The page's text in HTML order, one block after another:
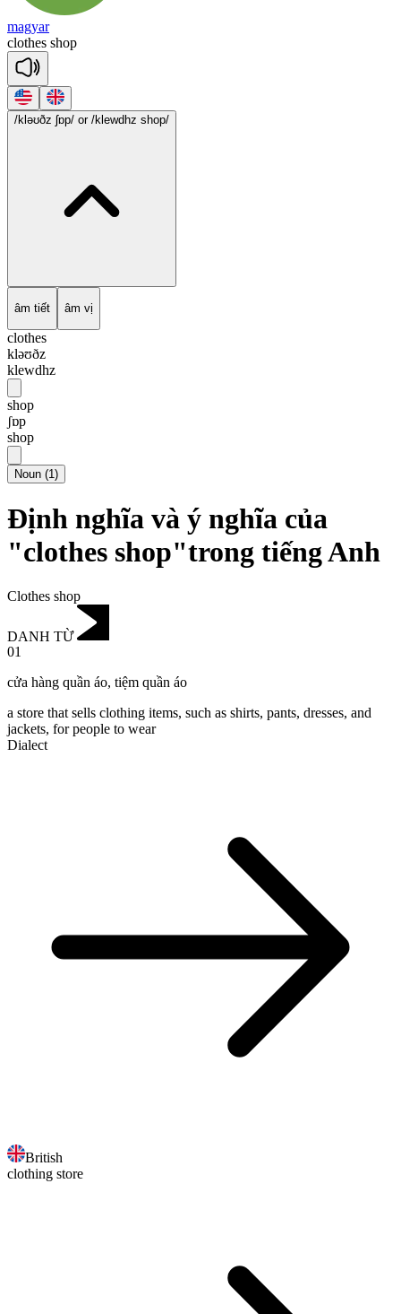
magyar
clothes shop
/kləʊðz ʃɒp/ or /klewdhz shop/
âm tiết âm vị
clothes
kləʊðz
klewdhz
shop
ʃɒp
shop
Noun (1)
Định nghĩa và ý nghĩa của
"clothes shop"trong tiếng Anh
Clothes shop
DANH TỪ
01
cửa hàng quần áo, tiệm quần áo
a store that sells clothing items, such as shirts, pants, dresses, and
jackets, for people to wear
Dialect
British
clothing store